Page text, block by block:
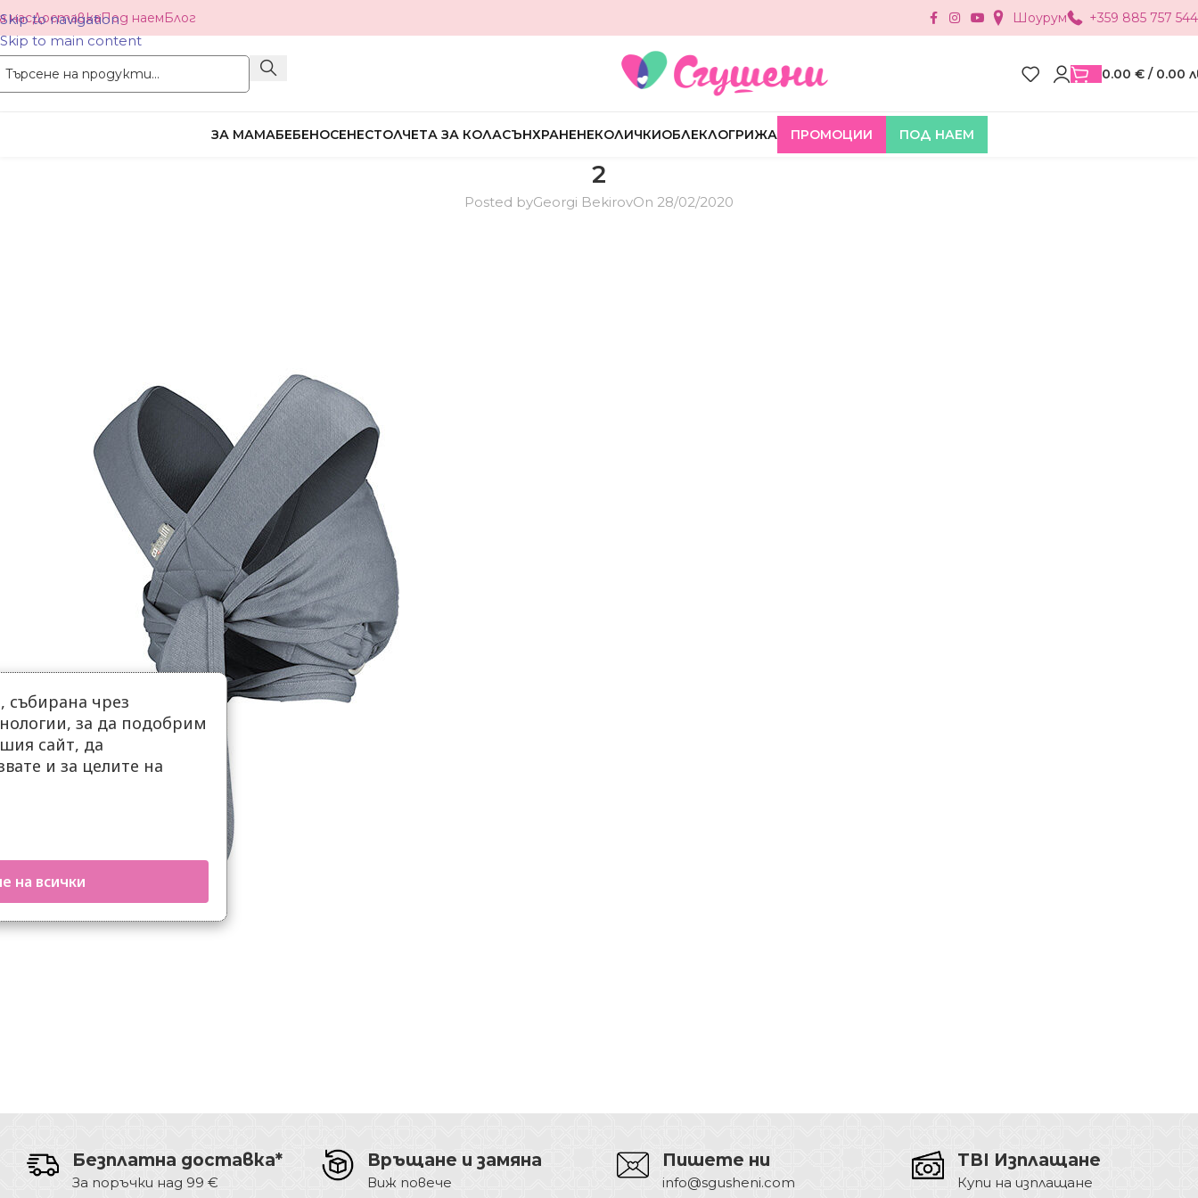
Skip to navigation
Skip to main content
насДоставкаПод наемБлог Шоурум +359 885 757 544
0.00 € / 0.00
ЗА МАМАБЕБЕНОСЕНЕСТОЛЧЕТА ЗА КОЛАСЪНХРАНЕНЕКОЛИЧКИОБЛЕКЛОГРИЖА ПРОМОЦИИ ПОД НАЕМ
2
Posted byGeorgi BekirovOn 28/02/2020
Безплатна доставка*
За поръчки над 99 €
Връщане и замяна
Виж повече
Пишете ни
info@sgusheni.com
TBI Изплащане
Купи на изплащане
чрез
за да подобрим
сайт, да
и за целите на
на всички